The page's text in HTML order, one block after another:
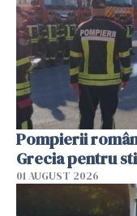
Pompierii
Grecia pentru
01 AUGUST 2026